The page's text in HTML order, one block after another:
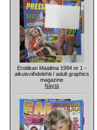
Erotiikan Maailma 1994 nr 1 -
aikuisviihdelehti / adult graphics
magazine
Näytä